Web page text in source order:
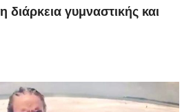
διάρκεια γυμναστικής και